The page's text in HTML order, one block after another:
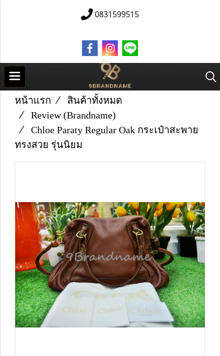
0831599515
หน้าแรก
สินค้าทั้งหมด
Review (Brandname)
Chloe Paraty Regular Oak กระเป๋าสะพาย
ทรงสวย รุ่นนิยม